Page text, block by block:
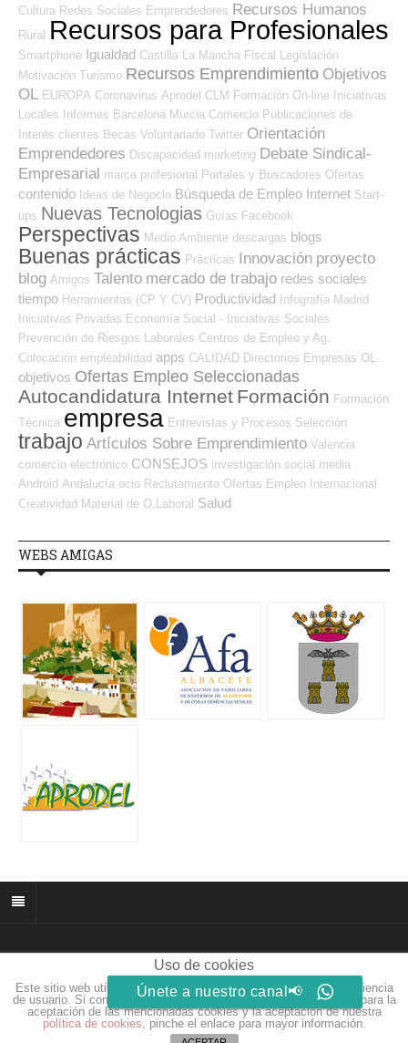
Cultura Redes Sociales Emprendedores Recursos Humanos
Rural Recursos para Profesionales
Smartphone Igualdad Castilla La Mancha Fiscal Legislación
Motivación Turismo Recursos Emprendimiento Objetivos
OL EUROPA Coronavirus Aprodel CLM Formación On-line Iniciativas
Locales
Informes Barcelona Murcia Comercio Publicaciones de
Interés clientes Becas Voluntariado Twitter Orientación
Emprendedores Discapacidad marketing Debate Sindical-
Empresarial marca profesional Portales y Buscadores Ofertas
contenido Ideas de Negocio Búsqueda de Empleo Internet Start-
ups Nuevas Tecnologias Guías Facebook
Perspectivas Medio Ambiente descargas blogs
Buenas prácticas Prácticas Innovación proyecto
blog Amigos Talento mercado de trabajo redes sociales
tiempo Herramientas (CP Y CV) Productividad Infografía Madrid
Iniciativas Privadas Economía Social - Iniciativas Sociales
Prevención de Riesgos Laborales Centros de Empleo y Ag.
Colocación empleabilidad apps CALIDAD Directorios Empresas OL
objetivos Ofertas Empleo Seleccionadas
Autocandidatura Internet Formación Formación
Técnica empresa Entrevistas y Procesos Selección
trabajo Artículos Sobre Emprendimiento Valencia
comercio electrónico CONSEJOS investigación social media
Android Andalucía ocio Reclutamiento Ofertas Empleo Internacional
Creatividad Material de O.Laboral Salud
WEBS AMIGAS
© 2026 muñozparreño.es | Creative commons.
Web byEidosdesarrolloweb.com
Uso de cookies
Este sitio web utiliza cookies para que usted tenga la mejor experiencia
de usuario. Si continúa navegando está dando su consentimiento para la
aceptación de las mencionadas cookies y la aceptación de nuestra
política de cookies, pinche el enlace para mayor información.
Únete a nuestro canal📢